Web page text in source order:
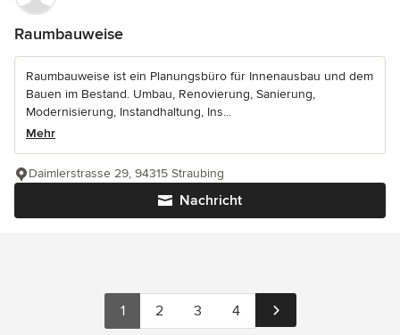
Raumbauweise
Raumbauweise ist ein Planungsbüro für Innenausbau und dem
Bauen im Bestand. Umbau, Renovierung, Sanierung,
Modernisierung, Instandhaltung, Ins...
Mehr
Nachricht
Daimlerstrasse 29, 94315 Straubing
1 2 3 4